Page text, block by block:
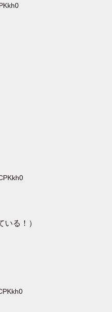
る！）